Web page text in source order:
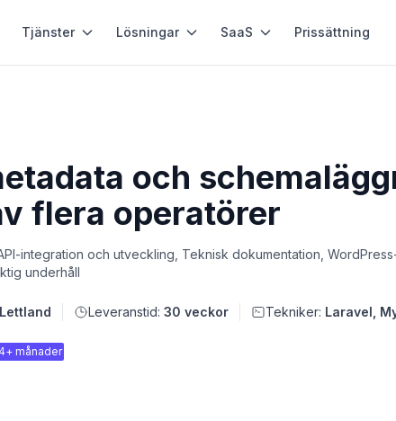
Tjänster Lösningar SaaS Prissättning
och
flera operatörer
integration och utveckling, Teknisk dokumentation,
underhåll
Lettland Leveranstid: 30 veckor Tekniker: Laravel,
4+ månader